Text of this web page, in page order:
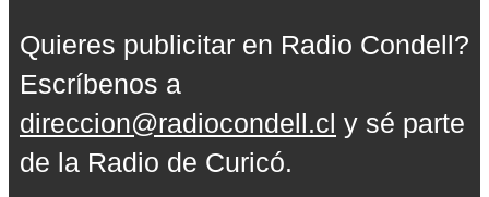
Quieres publicitar en Radio Condell?
Escríbenos a
direccion@radiocondell.cl y sé parte
de la Radio de Curicó.